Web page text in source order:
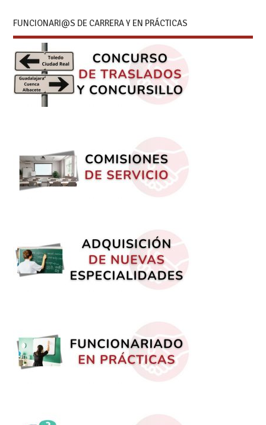
FUNCIONARI@S DE CARRERA Y EN PRÁCTICAS